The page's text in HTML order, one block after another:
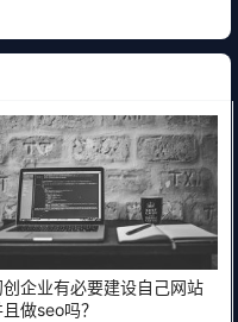
创企业有必要建设自己网站
做seo吗？